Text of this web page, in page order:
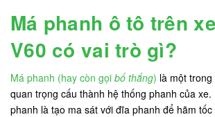
Má phanh ô tô trên
V60 có vai trò gì?
Má phanh (hay còn gọi bố thắng) là một
quan trọng cấu thành hệ thống phanh của
phanh là tạo ma sát với đĩa phanh để hãm